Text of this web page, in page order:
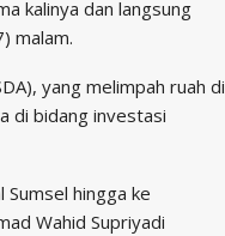
kalinya dan langsung
malam.
yang melimpah ruah di
di bidang investasi
hingga ke
Wahid Supriyadi